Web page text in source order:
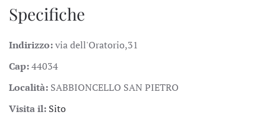
Specifiche
Indirizzo:via dell'Oratorio,31
Cap:44034
Località: SABBIONCELLO SAN PIETRO
Visita il: Sito